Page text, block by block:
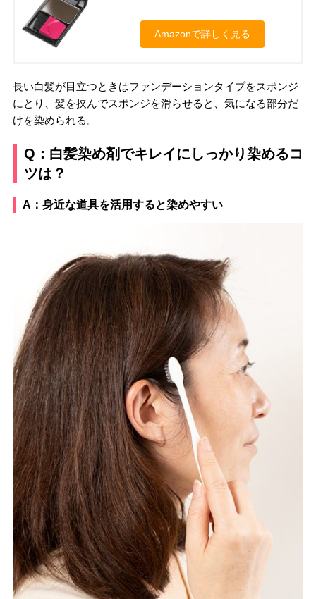
Amazonで詳しく見る
長い白髪が目立つときはファンデーションタイプをスポンジ
にとり、髪を挟んでスポンジを滑らせると、気になる部分だ
けを染められる。
Q：白髪染め剤でキレイにしっかり染めるコ
ツは？
A：身近な道具を活用すると染めやすい